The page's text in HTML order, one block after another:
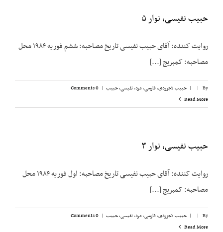
حبیب نفیسی، نوار ۵
روایت کننده: آقای حبیب نفیسی تاریخ مصاحبه: ششم فوریه ۱۹۸۴ محل
مصاحبه: کمبریج [...]
By
|
| حبیب لاجوردی,فارسی,مرد,نفیسی، حبیب |
0 Comments
Read More
حبیب نفیسی، نوار ۳
روایت کننده: آقای حبیب نفیسی تاریخ مصاحبه: اول فوریه ۱۹۸۴ محل
مصاحبه: کمبریج [...]
By
|
| حبیب لاجوردی,فارسی,مرد,نفیسی، حبیب |
0 Comments
Read More